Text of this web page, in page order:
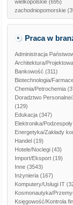
wielkopolskie (695)
zachodniopomorskie
Praca w
Administracja
Architektura/
Bankowość (311)
Biotechnologia/
Chemia/Petrochemia
Doradztwo
(129)
Edukacja (347)
Elektronika/Podzespoły
Energetyka/Zakłady
Handel (19)
Hotele/Noclegi (43)
Import/Eksport (19)
Inne (3543)
Inżynieria (167)
Komputery/Usługi IT
Kosmonautyka/
Księgowość/Kontrola